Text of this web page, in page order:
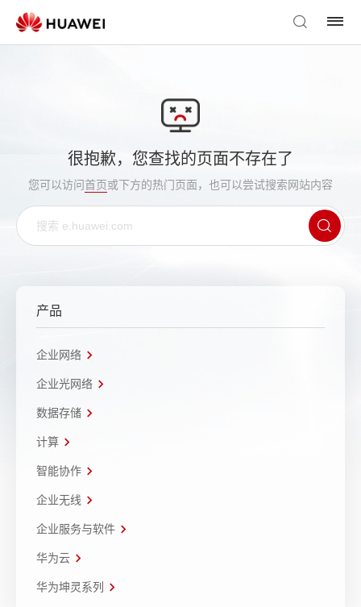
很抱歉，您查找的页面不存在了
您可以访问首页或下方的热门页面，也可以尝试搜索网站内容
产品
企业网络
企业光网络
数据存储
计算
智能协作
企业无线
企业服务与软件
华为云
华为坤灵系列